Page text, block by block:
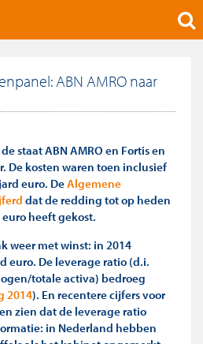
ABN AMRO naar
staat ABN AMRO en Fortis en
De kosten waren toen inclusief
euro. DeAlgemene
dat de redding tot op heden
heeft gekost.
weer met winst: in 2014
euro. De leverage ratio (d.i.
totale activa) bedroeg
2014). En recentere cijfers voor
zien dat de leverage ratio
in Nederland hebben